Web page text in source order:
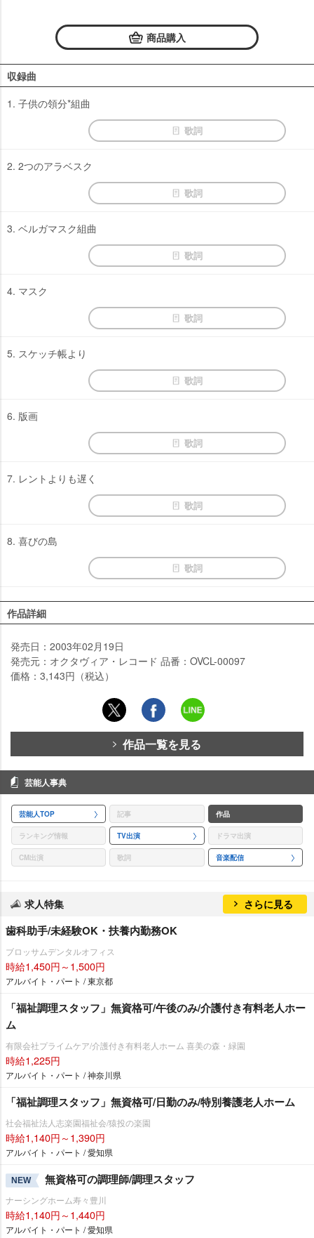
商品購入
収録曲
1. 子供の領分*組曲
歌詞
2. 2つのアラベスク
歌詞
3. ベルガマスク組曲
歌詞
4. マスク
歌詞
5. スケッチ帳より
歌詞
6. 版画
歌詞
7. レントよりも遅く
歌詞
8. 喜びの島
歌詞
作品詳細
発売日：2003年02月19日
発売元：オクタヴィア・レコード 品番：OVCL-00097
価格：3,143円（税込）
作品一覧を見る
芸能人事典
芸能人TOP 記事 作品
ランキング情報 TV出演 ドラマ出演
CM出演 歌詞 音楽配信
求人特集 さらに見る
歯科助手/未経験OK・扶養内勤務OK
ブロッサムデンタルオフィス
時給1,450円～1,500円
アルバイト・パート / 東京都
「福祉調理スタッフ」無資格可/午後のみ/介護付き有料老人ホー
ム
有限会社プライムケア/介護付き有料老人ホーム 喜美の森・緑園
時給1,225円
アルバイト・パート / 神奈川県
「福祉調理スタッフ」無資格可/日勤のみ/特別養護老人ホーム
社会福祉法人志楽園福祉会/猿投の楽園
時給1,140円～1,390円
アルバイト・パート / 愛知県
NEW 無資格可の調理師/調理スタッフ
ナーシングホーム寿々豊川
時給1,140円～1,440円
アルバイト・パート / 愛知県